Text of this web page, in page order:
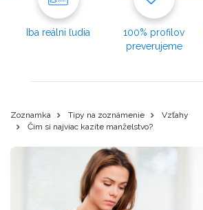
Iba reálni ľudia
100% profilov
preverujeme
Zoznamka Tipy na zoznámenie
Vzťahy
Čím si najviac kazíte manželstvo?